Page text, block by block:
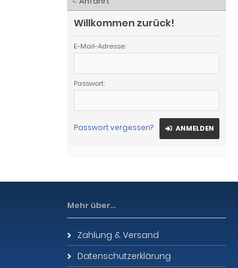
Willkommen zurück!
E-Mail-Adresse:
Passwort:
Passwort vergessen? ANMELDEN
Mehr über...
Zahlung & Versand
Datenschutzerklärung